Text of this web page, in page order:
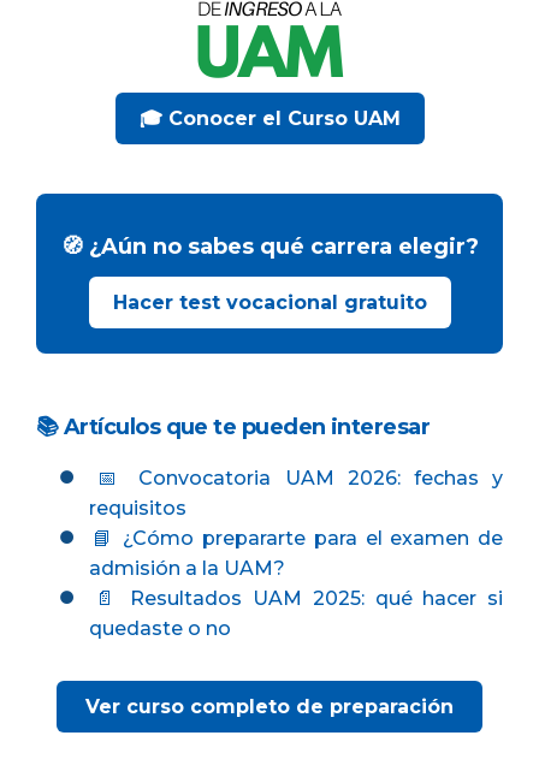
🎓 Conocer el Curso UAM
🧭 ¿Aún no sabes qué carrera elegir?
Hacer test vocacional gratuito
📚 Artículos que te pueden interesar
📅 Convocatoria UAM 2026: fechas y
requisitos
📘 ¿Cómo prepararte para el examen de
admisión a la UAM?
📄 Resultados UAM 2025: qué hacer si
quedaste o no
Ver curso completo de preparación